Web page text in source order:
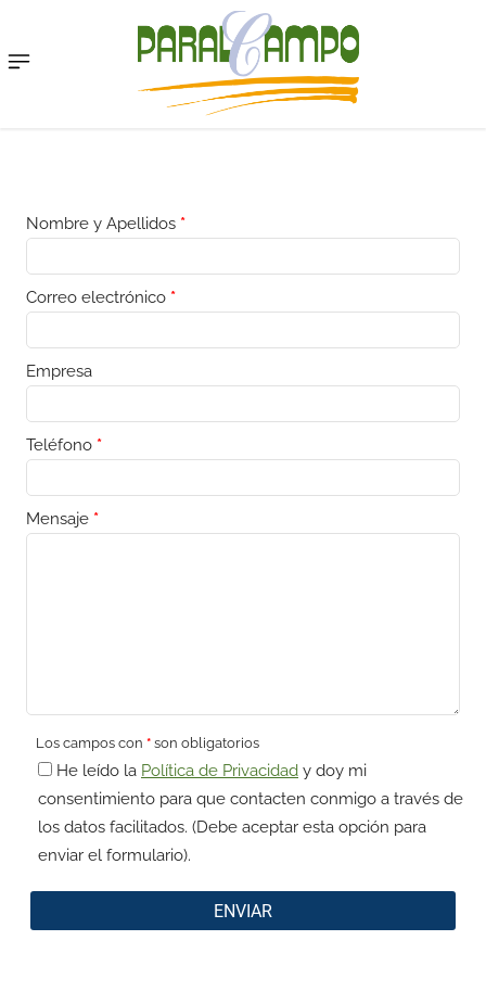
Menu
Nombre y Apellidos *
Correo electrónico *
Empresa
Teléfono *
Mensaje *
Los campos con *son obligatorios
He leído la Política de Privacidad y doy mi
consentimiento para que contacten conmigo a través de
los datos facilitados. (Debe aceptar esta opción para
enviar el formulario).